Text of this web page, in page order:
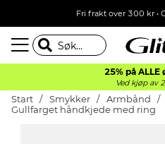
Fri frakt over 300 kr •
25% på ALLE
Ved kjøp av
Start Smykker
Armbånd
Gullfarget håndkjede med ring